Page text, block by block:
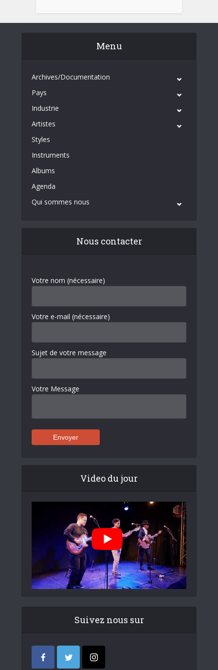
Menu
Archives/Documentation
Pays
Industrie
Artistes
Styles
Instruments
Albums
Agenda
Qui sommes nous
Nous contacter
Votre nom (nécessaire)
Votre e-mail (nécessaire)
Sujet de votre message
Votre Message
Video du jour
Suivez nous sur